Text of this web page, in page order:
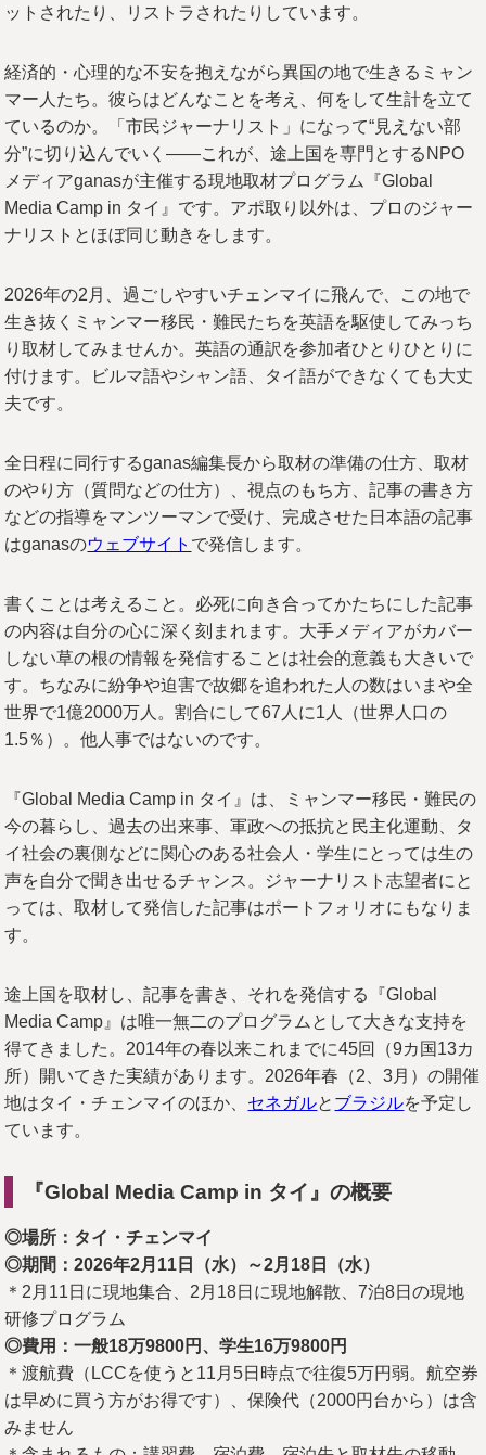
ットされたり、リストラされたりしています。
経済的・心理的な不安を抱えながら異国の地で生きるミャン
マー人たち。彼らはどんなことを考え、何をして生計を立て
ているのか。「市民ジャーナリスト」になって“見えない部
分”に切り込んでいく――これが、途上国を専門とするNPO
メディアganasが主催する現地取材プログラム『Global
Media Camp in タイ』です。アポ取り以外は、プロのジャー
ナリストとほぼ同じ動きをします。
2026年の2月、過ごしやすいチェンマイに飛んで、この地で
生き抜くミャンマー移民・難民たちを英語を駆使してみっち
り取材してみませんか。英語の通訳を参加者ひとりひとりに
付けます。ビルマ語やシャン語、タイ語ができなくても大丈
夫です。
全日程に同行するganas編集長から取材の準備の仕方、取材
のやり方（質問などの仕方）、視点のもち方、記事の書き方
などの指導をマンツーマンで受け、完成させた日本語の記事
はganasのウェブサイト で発信します。
書くことは考えること。必死に向き合ってかたちにした記事
の内容は自分の心に深く刻まれます。大手メディアがカバー
しない草の根の情報を発信することは社会的意義も大きいで
す。ちなみに紛争や迫害で故郷を追われた人の数はいまや全
世界で1億2000万人。割合にして67人に1人（世界人口の
1.5％）。他人事ではないのです。
『Global Media Camp in タイ』は、ミャンマー移民・難民の
今の暮らし、過去の出来事、軍政への抵抗と民主化運動、タ
イ社会の裏側などに関心のある社会人・学生にとっては生の
声を自分で聞き出せるチャンス。ジャーナリスト志望者にと
っては、取材して発信した記事はポートフォリオにもなりま
す。
途上国を取材し、記事を書き、それを発信する『Global
Media Camp』は唯一無二のプログラムとして大きな支持を
得てきました。2014年の春以来これまでに45回（9カ国13カ
所）開いてきた実績があります。2026年春（2、3月）の開催
地はタイ・チェンマイのほか、 セネガルと ブラジルを予定し
ています。
『Global Media Camp in タイ』の概要
◎場所：タイ・チェンマイ
◎期間：2026年2月11日（水）～2月18日（水）
＊2月11日に現地集合、2月18日に現地解散、7泊8日の現地
研修プログラム
◎費用：一般18万9800円、学生16万9800円
＊渡航費（LCCを使うと11月5日時点で往復5万円弱。航空券
は早めに買う方がお得です）、保険代（2000円台から）は含
みません